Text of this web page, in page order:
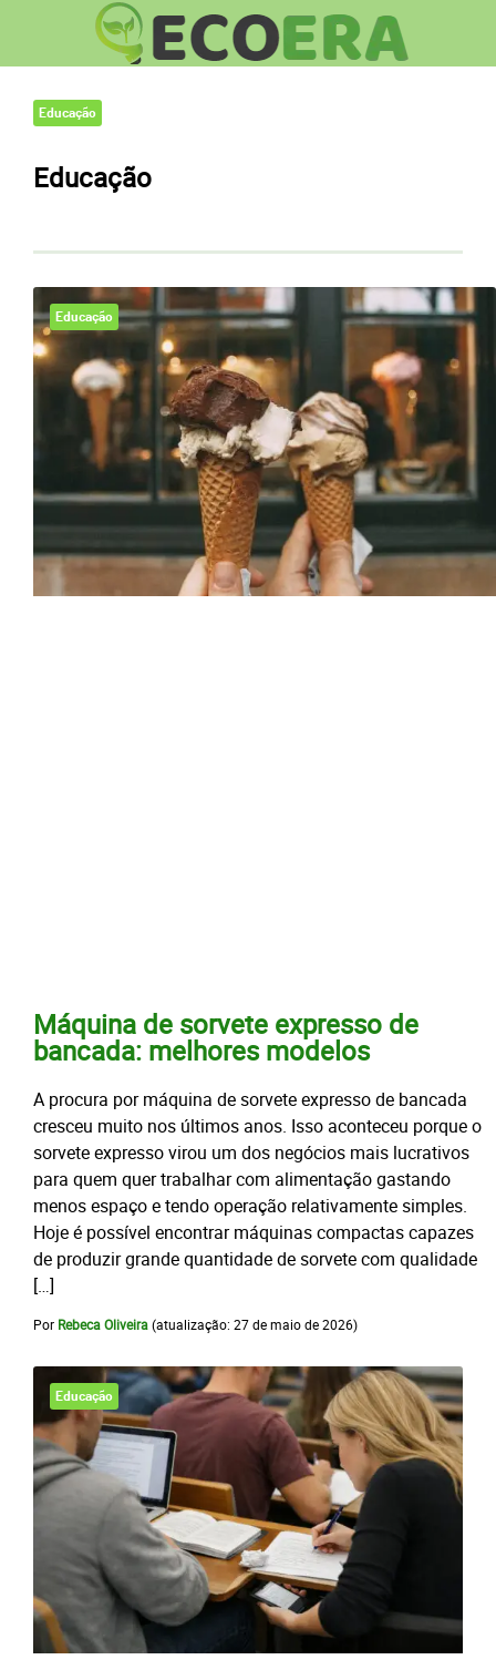
Educação
Educação
Educação
Máquina de sorvete expresso de
bancada: melhores modelos
A procura por máquina de sorvete expresso de bancada
cresceu muito nos últimos anos. Isso aconteceu porque o
sorvete expresso virou um dos negócios mais lucrativos
para quem quer trabalhar com alimentação gastando
menos espaço e tendo operação relativamente simples.
Hoje é possível encontrar máquinas compactas capazes
de produzir grande quantidade de sorvete com qualidade
[…]
Por Rebeca Oliveira(atualização: 27 de maio de 2026)
Educação